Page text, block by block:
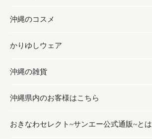
沖縄そば／乾麺
レトルト食品
乾物／粉類
塩
お酢／ドレッシング
しょうゆ
みそ
だし／スパイス／島唐辛子
黒糖
ちんすこう
伝統菓子
スナック
おつまみ
お酒・ドリンク
泡盛
ビール・チューハイ
ワイン・ウィスキー・カクテル
ドリンク
沖縄のコスメ
コスメ
スキンケア
ボディケア
ヘアケア
かりゆしウェア
かりゆしウェア
メンズ
レディース
沖縄の雑貨
雑貨
沖縄ファッション
沖縄県内のお客様はこちら
おきなわセレクト~サンエー公式通販~とは